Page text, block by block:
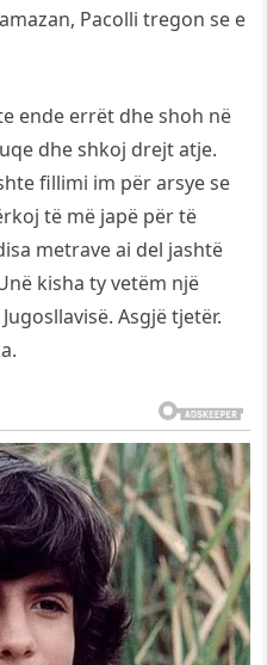
Pacolli tregon se e
ende errët dhe shoh në
dhe shkoj drejt atje.
fillimi im për arsye se
të më japë për të
metrave ai del jashtë
kisha ty vetëm një
Asgjë tjetër.